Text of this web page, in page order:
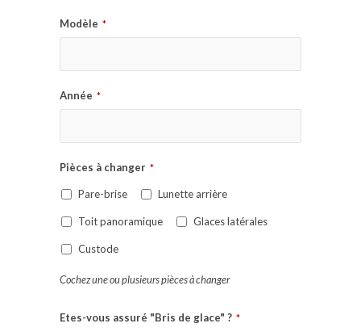
Modèle *
Année *
Pièces à changer *
Pare-brise Lunette arrière
Toit panoramique Glaces latérales
Custode
Cochez une ou plusieurs pièces à changer
Etes-vous assuré "Bris de glace" ? *